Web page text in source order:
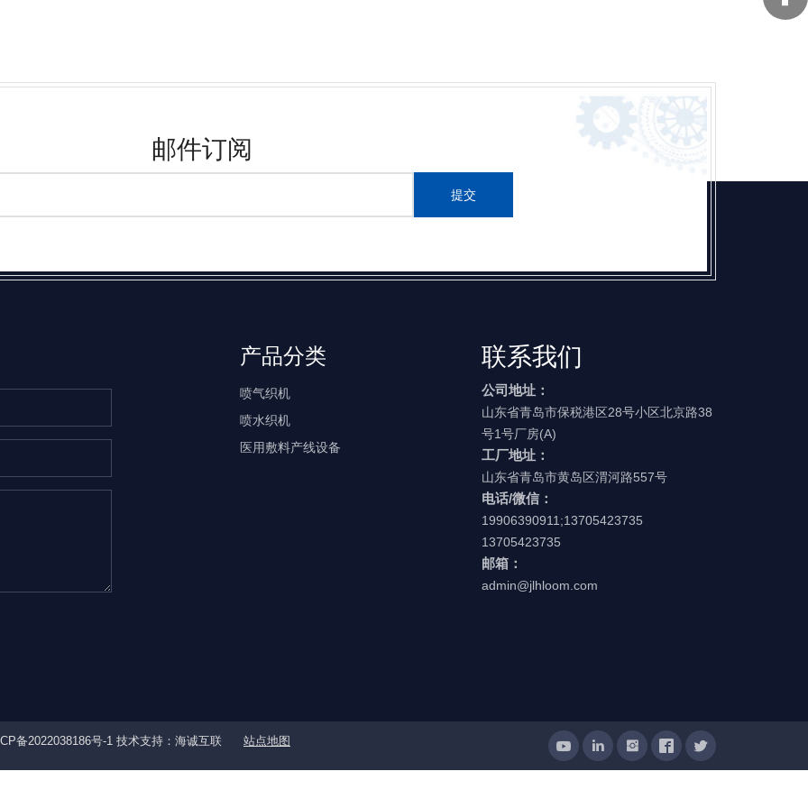
邮件订阅
提交
产品分类
喷气织机
喷水织机
医用敷料产线设备
联系我们
公司地址：
山东省青岛市保税港区28号小区北京路38
号1号厂房(A)
工厂地址：
山东省青岛市黄岛区渭河路557号
电话/微信：
19906390911;13705423735
13705423735
邮箱：
admin@jlhloom.com
备2022038186号-1 技术支持：海诚互联 站点地图